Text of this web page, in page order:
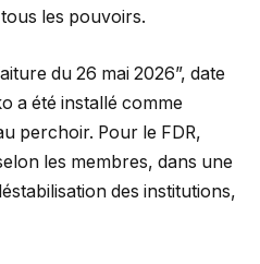
les pouvoirs.
du 26 mai 2026”, date
a été installé comme
perchoir. Pour le FDR,
les membres, dans une
des institutions,